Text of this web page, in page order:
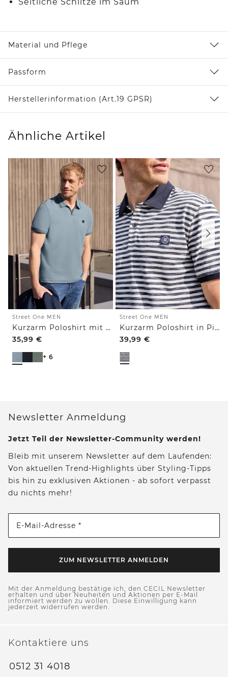
Material und Pflege
Passform
Herstellerinformation (Art.19 GPSR)
Ähnliche Artikel
Street One MEN
Kurzarm Poloshirt mit Struktur
35,99 €
+ 6
Street One MEN
Kurzarm Poloshirt in Piquéstruktur
39,99 €
Newsletter Anmeldung
Jetzt Teil der Newsletter-Community werden!
Bleib mit unserem Newsletter auf dem Laufenden:
Von aktuellen Trend-Highlights über Styling-Tipps
bis hin zu exklusiven Aktionen - ab sofort verpasst
du nichts mehr!
E-Mail-Adresse *
ZUM NEWSLETTER ANMELDEN
Mit der Anmeldung bestätige ich, den CECIL Newsletter
erhalten und über Neuheiten und Aktionen per E-Mail
informiert werden zu wollen. Diese Einwilligung kann
jederzeit widerrufen werden.
Kontaktiere uns
0512 31 4018